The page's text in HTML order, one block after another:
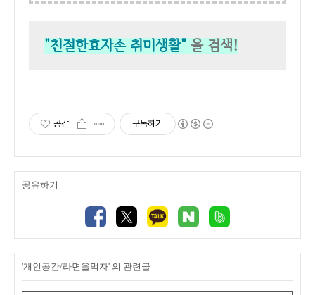
"친절한효자손 취미생활" 을 검색!
공감 구독하기
공유하기
'개인공간/라면을먹자' 의 관련글